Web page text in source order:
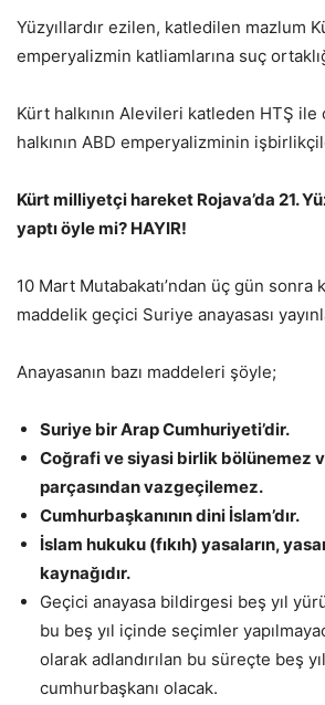
Yüzyıllardır ezilen, katledilen mazlum
emperyalizmin katliamlarına suç
Kürt halkının Alevileri katleden HTŞ ile
halkının ABD emperyalizminin
Kürt milliyetçi hareket Rojava’da 21.
yaptı öyle mi? HAYIR!
10 Mart Mutabakatı’ndan üç gün sonra
maddelik geçici Suriye anayasası
Anayasanın bazı maddeleri şöyle;
Suriye bir Arap Cumhuriyeti’dir.
Coğrafi ve siyasi birlik bölünemez
parçasından vazgeçilemez.
Cumhurbaşkanının dini İslam’dır.
İslam hukuku (fıkıh) yasaların,
kaynağıdır.
Geçici anayasa bildirgesi beş yıl
bu beş yıl içinde seçimler
olarak adlandırılan bu süreçte beş
cumhurbaşkanı olacak.